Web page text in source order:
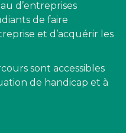
d’entreprises
de faire
et d’acquérir les
sont accessibles
de handicap et à